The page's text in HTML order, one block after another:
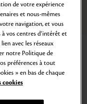
Zoom
de votre expérience
et nous-mêmes
navigation, et vous
vos centres d’intérêt et
avec les réseaux
notre Politique de
préférences à tout
» en bas de chaque
cookies